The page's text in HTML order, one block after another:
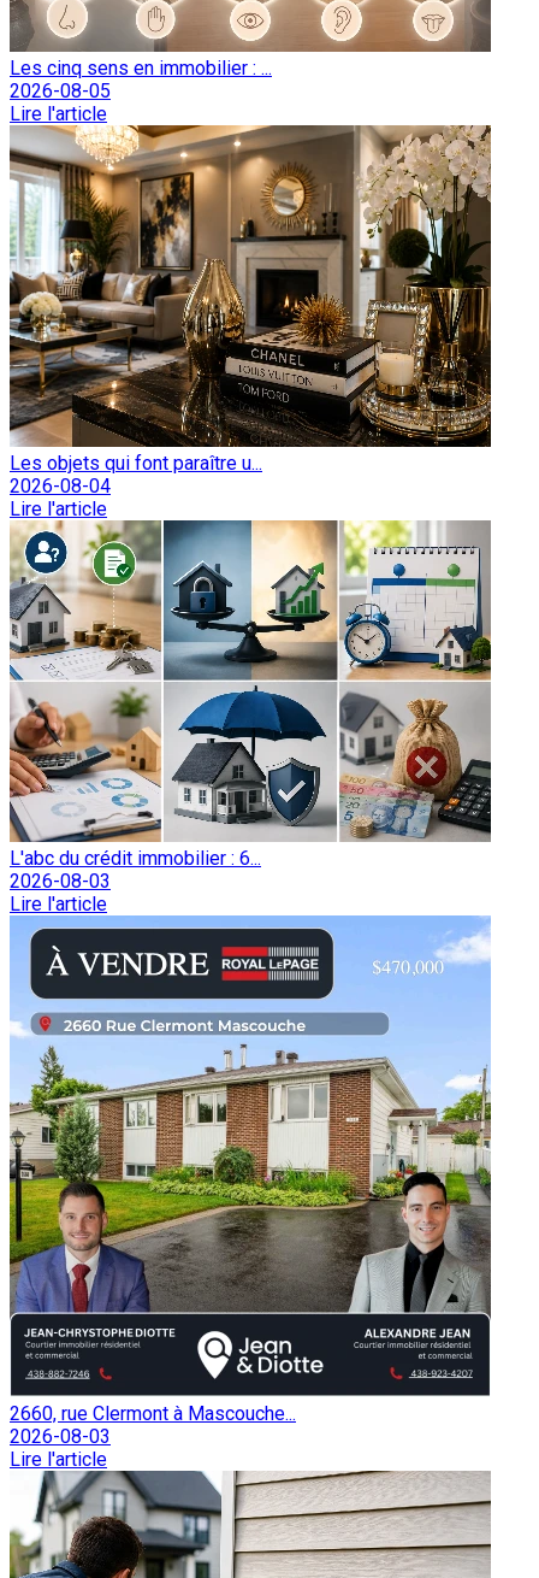
Les cinq sens en immobilier : ...
2026-08-05
Lire l'article
Les objets qui font paraître u...
2026-08-04
Lire l'article
L'abc du crédit immobilier : 6...
2026-08-03
Lire l'article
2660, rue Clermont à Mascouche...
2026-08-03
Lire l'article